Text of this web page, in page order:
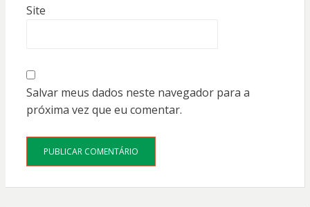
Site
Salvar meus dados neste navegador para a
próxima vez que eu comentar.